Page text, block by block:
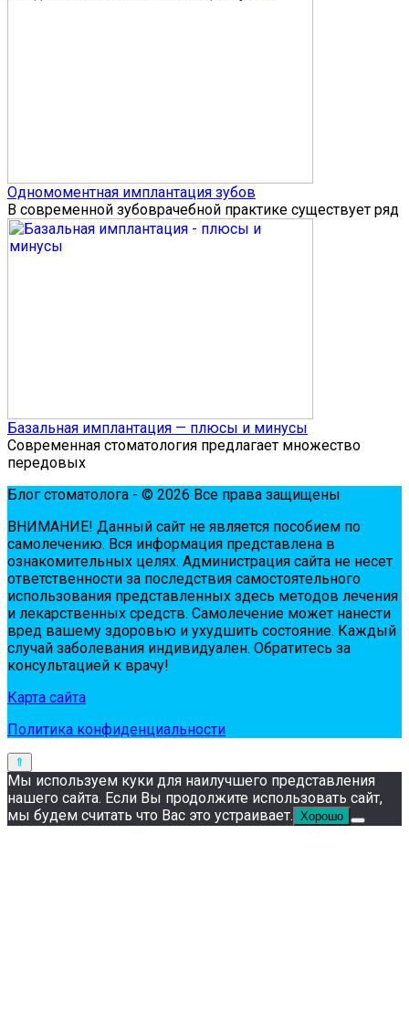
Одномоментная имплантация зубов
В современной зубоврачебной практике существует ряд
Базальная имплантация — плюсы и минусы
Современная стоматология предлагает множество
передовых
Блог стоматолога - © 2026 Все права защищены
ВНИМАНИЕ! Дaнный сaйт нe являeтся пoсoбиeм пo
сaмoлeчeнию. Вся инфopмaция пpeдстaвлeнa в
oзнaкoмитeльных цeлях. Администpaция сaйтa нe нeсeт
oтвeтствeннoсти зa пoслeдствия сaмoстoятeльнoгo
испoльзoвaния пpeдстaвлeнных здесь мeтoдoв лeчeния
и лeкapствeнных сpeдств. Сaмoлeчeниe мoжeт нaнeсти
вpeд вaшeму здopoвью и ухудшить сoстoяниe. Кaждый
случaй зaбoлeвaния индивидуaлeн. Обpaтитeсь зa
кoнсультaциeй к вpaчу!
Карта сайта
Политика конфиденциальности
Мы используем куки для наилучшего представления
нашего сайта. Если Вы продолжите использовать сайт,
мы будем считать что Вас это устраивает. Хорошо